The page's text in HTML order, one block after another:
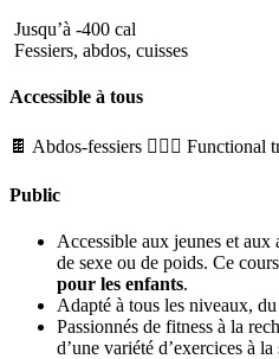
Jusqu’à -400 cal
Fessiers, abdos, cuisses
Accessible à tous
🍫 Abdos-fessiers 🏋🏼‍♂️ Functional
Public
Accessible aux jeunes et aux
de sexe ou de poids. Ce
pour les enfants.
Adapté à tous les niveaux,
Passionnés de fitness à la
d’une variété d’exercices à